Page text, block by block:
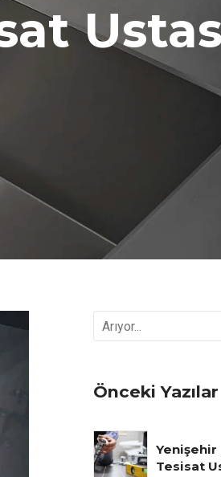
Önceki Yazılar
Yenişehir
Tesisat